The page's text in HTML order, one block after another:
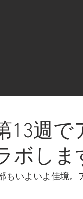
13週
ボしま
いよいよ佳境。